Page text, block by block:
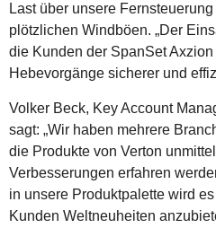
Last über unsere
plötzlichen Windböen. „Der
die Kunden der SpanSet
Hebevorgänge sicherer und
Volker Beck, Key Account
sagt: „Wir haben mehrere
die Produkte von Verton
Verbesserungen erfahren
in unsere Produktpalette wird
Kunden Weltneuheiten